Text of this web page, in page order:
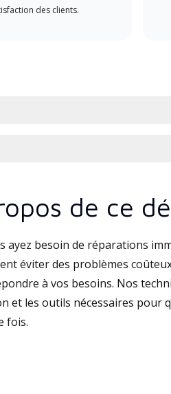
des clients.
de ce
ayez besoin de réparations
éviter des problèmes
à vos besoins. Nos
et les outils nécessaires pour
fois.